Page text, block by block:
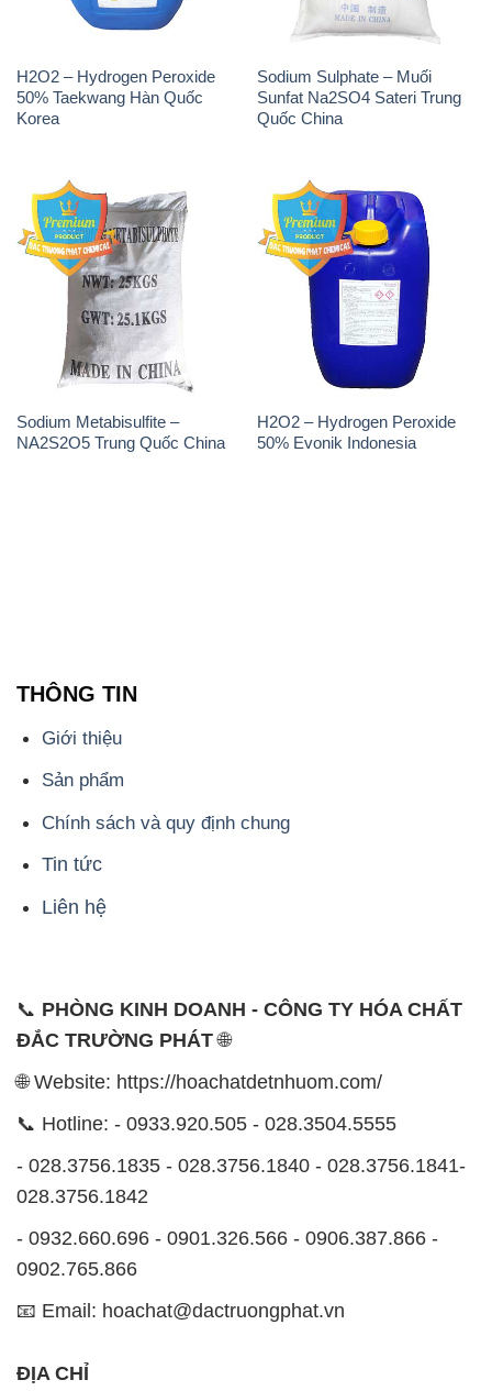
H2O2 – Hydrogen Peroxide
50% Taekwang Hàn Quốc
Korea
Sodium Sulphate – Muối
Sunfat Na2SO4 Sateri Trung
Quốc China
Sodium Metabisulfite –
NA2S2O5 Trung Quốc China
H2O2 – Hydrogen Peroxide
50% Evonik Indonesia
THÔNG TIN
Giới thiệu
Sản phẩm
Chính sách và quy định chung
Tin tức
Liên hệ
📞 PHÒNG KINH DOANH - CÔNG TY HÓA CHẤT
ĐẮC TRƯỜNG PHÁT🌐
🌐 Website: https://hoachatdetnhuom.com/
📞 Hotline: - 0933.920.505 - 028.3504.5555
- 028.3756.1835 - 028.3756.1840 - 028.3756.1841-
028.3756.1842
- 0932.660.696 - 0901.326.566 - 0906.387.866 -
0902.765.866
📧 Email: hoachat@dactruongphat.vn
ĐỊA CHỈ